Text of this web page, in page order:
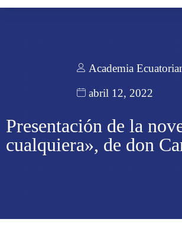
Academia
abril 12, 2022
Presentación de la
cualquiera», de don